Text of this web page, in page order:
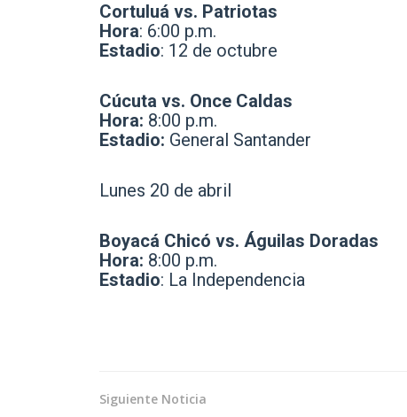
Cortuluá vs. Patriotas
Hora: 6:00 p.m.
Estadio: 12 de octubre
Cúcuta vs. Once Caldas
Hora: 8:00 p.m.
Estadio: General Santander
Lunes 20 de abril
Boyacá Chicó vs. Águilas Doradas
Hora: 8:00 p.m.
Estadio: La Independencia
Siguiente Noticia